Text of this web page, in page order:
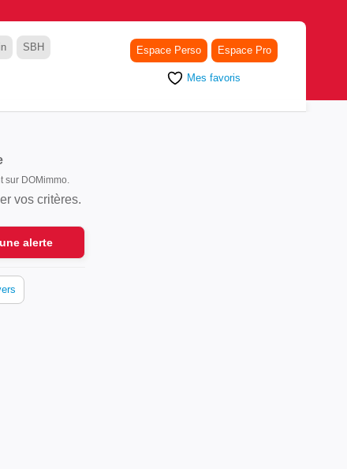
SBH Espace Perso Espace Pro
Mes favoris
DOMimmo.
vos critères.
alerte